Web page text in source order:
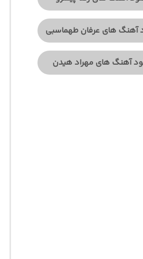
آهنگ های عرفان طهماسبی
آهنگ های مهراد هیدن